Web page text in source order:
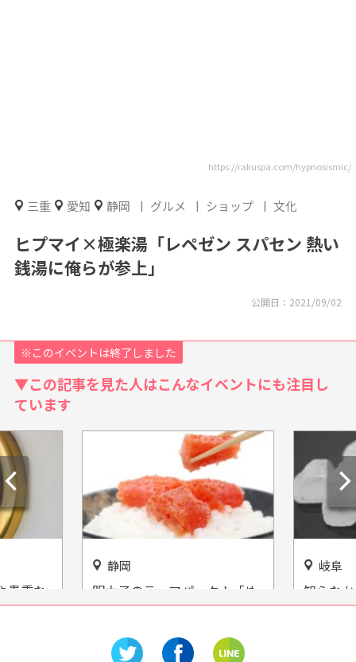
https://rakuspa.com/hypnosismic/
三重 愛知 静岡 グルメ ショップ 文化
ヒプマイ×極楽湯「レペゼン スパセン 熱い
銭湯に俺らが参上」
公開日： 2021/09/02
※このイベントは終了しました
▼この記事を見た人はこんなイベントにも注目し
ています
！「め
おなか
岐阜
知らなかった！氷砂糖の世界
☆中日本氷糖へ工場見学に行
静岡
伊豆ぐ
んちゃ